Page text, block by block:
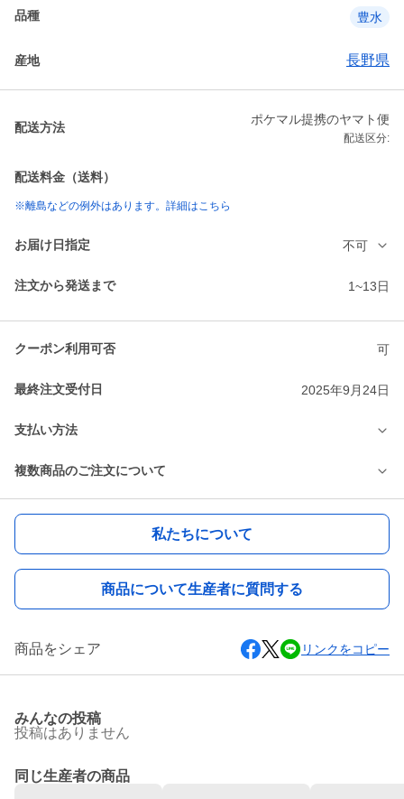
品種 豊水
産地 長野県
配送方法
ポケマル提携のヤマト便
配送区分:
配送料金（送料）
※離島などの例外はあります。詳細はこちら
お届け日指定 不可
注文から発送まで 1~13日
クーポン利用可否 可
最終注文受付日 2025年9月24日
支払い方法
複数商品のご注文について
私たちについて
商品について生産者に質問する
商品をシェア リンクをコピー
みんなの投稿
投稿はありません
同じ生産者の商品